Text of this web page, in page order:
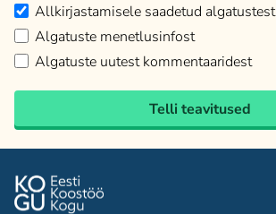
Allkirjastamisele saadetud algatustest
Algatuste menetlusinfost
Algatuste uutest kommentaaridest
Telli teavitused